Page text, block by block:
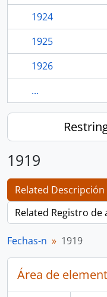
1924
1925
1926
...
1919
Related
Related Registro de
Fechas-n 1919
Área de